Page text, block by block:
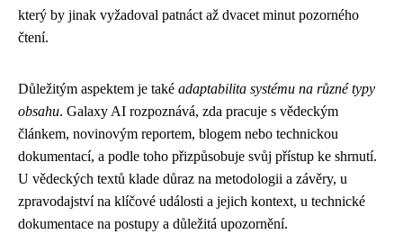
který by jinak vyžadoval patnáct až dvacet minut pozorného
čtení.
Důležitým aspektem je také adaptabilita systému na různé typy
obsahu. Galaxy AI rozpoznává, zda pracuje s vědeckým
článkem, novinovým reportem, blogem nebo technickou
dokumentací, a podle toho přizpůsobuje svůj přístup ke shrnutí.
U vědeckých textů klade důraz na metodologii a závěry, u
zpravodajství na klíčové události a jejich kontext, u technické
dokumentace na postupy a důležitá upozornění.